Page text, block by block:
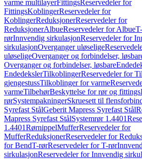
varme multilayerFittingsReservedeler for
FittingsKoblingerReservedeler for
KoblingerReduksjonerReservedeler for
ReduksjonerAlbueReservedeler for Albue
rørInnvendig sirkulasjonReservedeler for
sirkulasjonOverganger uløselige
uløseligeOverganger og forbindelser,
Overganger og forbindelser, løsbare
EndedekslerTilkoblingerReservedeler for
gjengestussTilkoblinger for varme
varmeTilbehørBeskyttelse for rør og fittings
rørSystempakningerSkruesett til
Syrefast StålGeberit Mapress Syrefast Stål
Mapress Syrefast StålSystemrør 1.4401
1.4401RørnippelMufferReservedeler for
MufferReduksjonerReservedeler for
for BendT-rørReservedeler for T-rør
sirkulasjonReservedeler for Innvendig